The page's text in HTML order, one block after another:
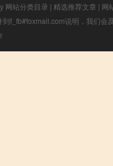
网站分类目录 | 精选推荐文章 | 网
f_fb#foxmail.com说明，我们会